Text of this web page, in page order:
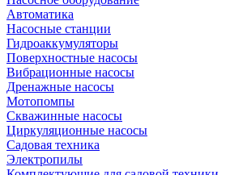
Автоматика
Насосные станции
Гидроаккумуляторы
Поверхностные насосы
Вибрационные насосы
Дренажные насосы
Мотопомпы
Скважинные насосы
Циркуляционные насосы
Садовая техника
Электропилы